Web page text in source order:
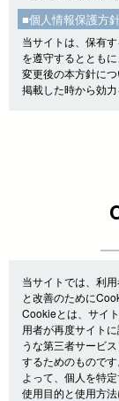
■個人情報保護方
当サイトは、保有
を遵守するととも
変更後の本方針に
掲載した時から効力
当サイトでは、利
と改善のために
Cookieとは、サイ
用者が再度サイト
うな第三者サービ
するためのもので
よって、個人を特
使用目的と使用方法